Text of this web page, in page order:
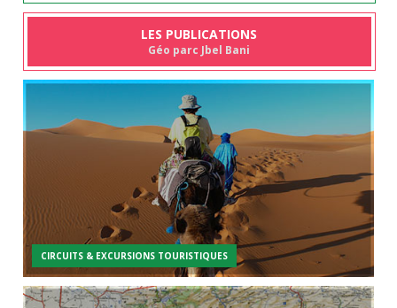
LES PUBLICATIONS
Géo parc Jbel Bani
CIRCUITS & EXCURSIONS TOURISTIQUES